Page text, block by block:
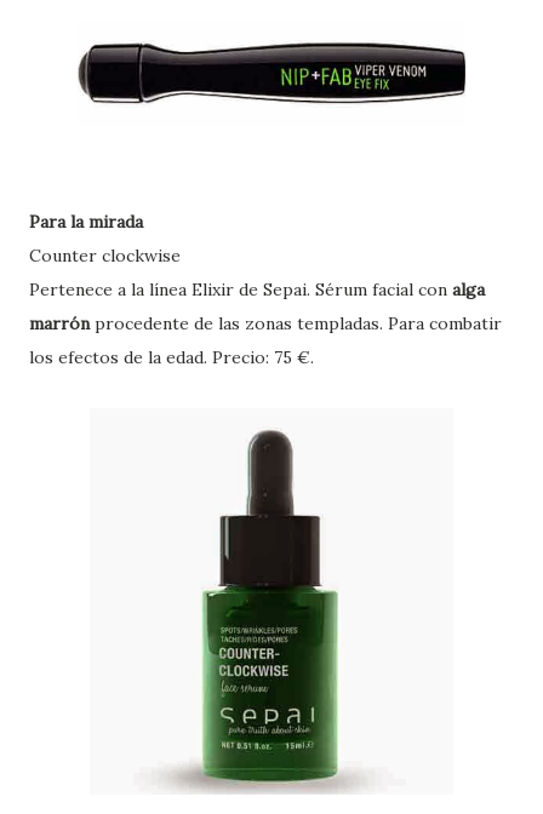
Para la mirada
Counter clockwise
Pertenece a la línea Elixir de Sepai. Sérum facial con alga
marrónprocedente de las zonas templadas. Para combatir
los efectos de la edad. Precio: 75 €.